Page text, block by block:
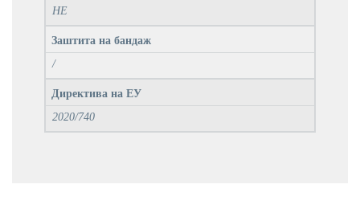
НЕ
Заштита на бандаж
/
Директива на ЕУ
2020/740